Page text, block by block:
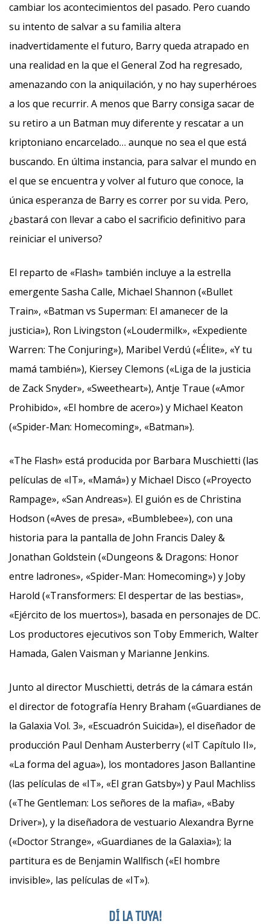
cambiar los acontecimientos del pasado. Pero cuando
su intento de salvar a su familia altera
inadvertidamente el futuro, Barry queda atrapado en
una realidad en la que el General Zod ha regresado,
amenazando con la aniquilación, y no hay superhéroes
a los que recurrir. A menos que Barry consiga sacar de
su retiro a un Batman muy diferente y rescatar a un
kriptoniano encarcelado… aunque no sea el que está
buscando. En última instancia, para salvar el mundo en
el que se encuentra y volver al futuro que conoce, la
única esperanza de Barry es correr por su vida. Pero,
¿bastará con llevar a cabo el sacrificio definitivo para
reiniciar el universo?
El reparto de «Flash» también incluye a la estrella
emergente Sasha Calle, Michael Shannon («Bullet
Train», «Batman vs Superman: El amanecer de la
justicia»), Ron Livingston («Loudermilk», «Expediente
Warren: The Conjuring»), Maribel Verdú («Élite», «Y tu
mamá también»), Kiersey Clemons («Liga de la justicia
de Zack Snyder», «Sweetheart»), Antje Traue («Amor
Prohibido», «El hombre de acero») y Michael Keaton
(«Spider-Man: Homecoming», «Batman»).
«The Flash» está producida por Barbara Muschietti (las
películas de «IT», «Mamá») y Michael Disco («Proyecto
Rampage», «San Andreas»). El guión es de Christina
Hodson («Aves de presa», «Bumblebee»), con una
historia para la pantalla de John Francis Daley &
Jonathan Goldstein («Dungeons & Dragons: Honor
entre ladrones», «Spider-Man: Homecoming») y Joby
Harold («Transformers: El despertar de las bestias»,
«Ejército de los muertos»), basada en personajes de DC.
Los productores ejecutivos son Toby Emmerich, Walter
Hamada, Galen Vaisman y Marianne Jenkins.
Junto al director Muschietti, detrás de la cámara están
el director de fotografía Henry Braham («Guardianes de
la Galaxia Vol. 3», «Escuadrón Suicida»), el diseñador de
producción Paul Denham Austerberry («IT Capítulo II»,
«La forma del agua»), los montadores Jason Ballantine
(las películas de «IT», «El gran Gatsby») y Paul Machliss
(«The Gentleman: Los señores de la mafia», «Baby
Driver»), y la diseñadora de vestuario Alexandra Byrne
(«Doctor Strange», «Guardianes de la Galaxia»); la
partitura es de Benjamin Wallfisch («El hombre
invisible», las películas de «IT»).
DÍ LA TUYA!